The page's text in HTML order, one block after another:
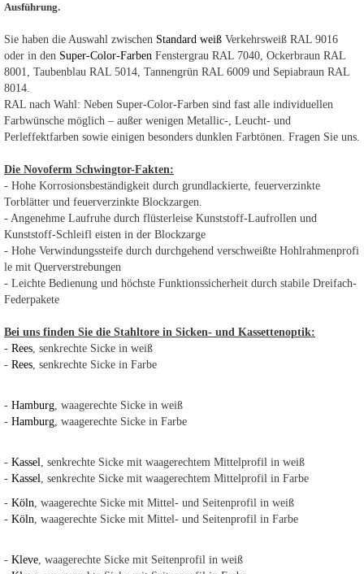
Ausführung.
Sie haben die Auswahl zwischen Standard weiß Verkehrsweiß RAL 9016
oder in den Super-Color-Farben Fenstergrau RAL 7040, Ockerbraun RAL
8001, Taubenblau RAL 5014, Tannengrün RAL 6009 und Sepiabraun RAL
8014.
RAL nach Wahl: Neben Super-Color-Farben sind fast alle individuellen
Farbwünsche möglich – außer wenigen Metallic-, Leucht- und
Perleffektfarben sowie einigen besonders dunklen Farbtönen. Fragen Sie uns.
Die Novoferm Schwingtor-Fakten:
- Hohe Korrosionsbeständigkeit durch grundlackierte, feuerverzinkte
Torblätter und feuerverzinkte Blockzargen.
- Angenehme Laufruhe durch flüsterleise Kunststoff-Laufrollen und
Kunststoff-Schleifl eisten in der Blockzarge
- Hohe Verwindungssteife durch durchgehend verschweißte Hohlrahmenprofi
le mit Querverstrebungen
- Leichte Bedienung und höchste Funktionssicherheit durch stabile Dreifach-
Federpakete
Bei uns finden Sie die Stahltore in Sicken- und Kassettenoptik:
- Rees, senkrechte Sicke in weiß
- Rees, senkrechte Sicke in Farbe
- Hamburg, waagerechte Sicke in weiß
- Hamburg, waagerechte Sicke in Farbe
- Kassel, senkrechte Sicke mit waagerechtem Mittelprofil in weiß
- Kassel, senkrechte Sicke mit waagerechtem Mittelprofil in Farbe
- Köln, waagerechte Sicke mit Mittel- und Seitenprofil in weiß
- Köln, waagerechte Sicke mit Mittel- und Seitenprofil in Farbe
- Kleve, waagerechte Sicke mit Seitenprofil in weiß